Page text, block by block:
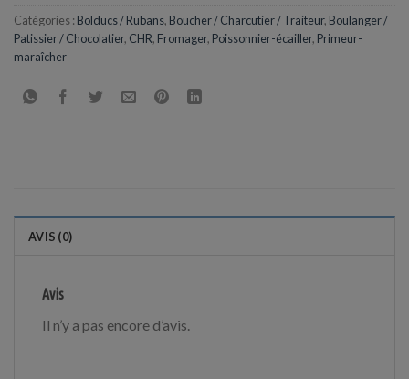
Catégories : Bolducs / Rubans, Boucher / Charcutier / Traiteur, Boulanger /
Patissier / Chocolatier, CHR, Fromager, Poissonnier-écailler, Primeur-
maraîcher
AVIS (0)
Avis
Il n’y a pas encore d’avis.